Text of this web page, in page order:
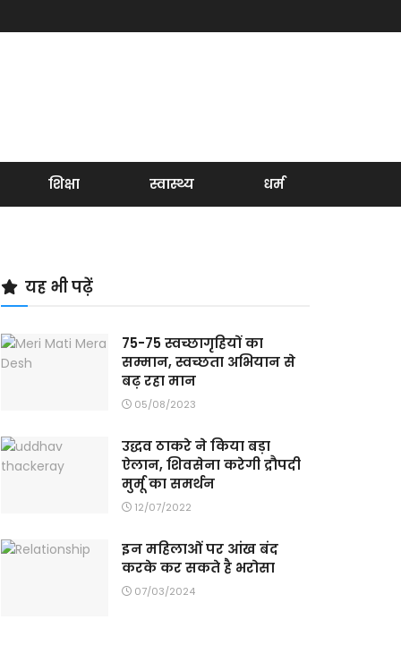
शिक्षा स्वास्थ्य धर्म
यह भी पढ़ें
75-75 स्वच्छागृहियों का
सम्मान, स्वच्छता अभियान से
बढ़ रहा मान
05/08/2023
उद्धव ठाकरे ने किया बड़ा
ऐलान, शिवसेना करेगी द्रौपदी
मुर्मू का समर्थन
12/07/2022
इन महिलाओं पर आंख बंद
करके कर सकते है भरोसा
07/03/2024